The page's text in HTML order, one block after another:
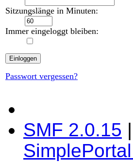
Sitzungslänge in Minuten:
Immer eingeloggt bleiben:
Passwort vergessen?
SMF 2.0.15 |